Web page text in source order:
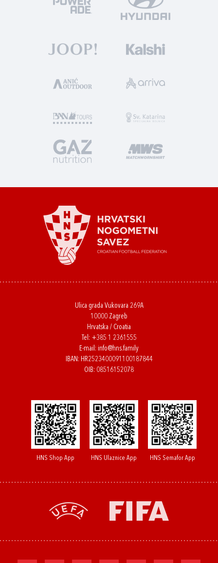
Ulica grada Vukovara 269A
10000 Zagreb
Hrvatska / Croatia
Tel: +385 1 2361555
E-mail: info@hns.family
IBAN: HR2523400091100187844
OIB: 08516152078
HNS Shop App HNS Ulaznice App HNS Semafor App